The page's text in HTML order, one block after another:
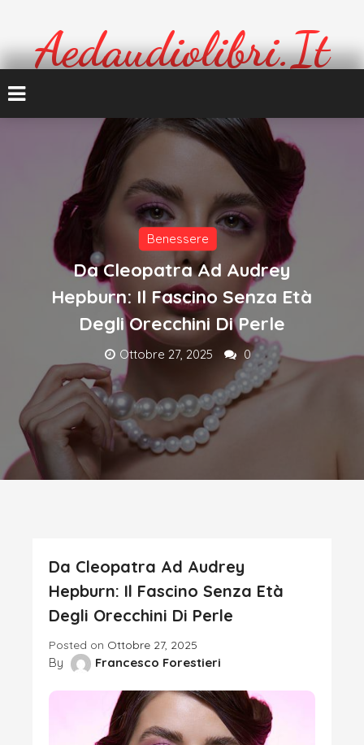
Aedaudiolibri.it
Benessere
Da Cleopatra Ad Audrey
Hepburn: Il Fascino Senza Età
Degli Orecchini Di Perle
Ottobre 27, 2025 0
Da Cleopatra Ad Audrey
Hepburn: Il Fascino Senza Età
Degli Orecchini Di Perle
Posted on Ottobre 27, 2025
By Francesco Forestieri